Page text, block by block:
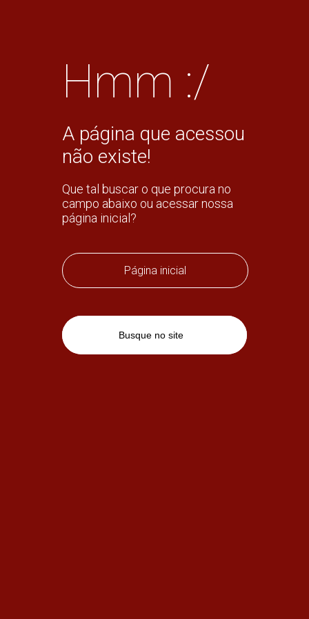
Hmm :/
A página que acessou
não existe!
Que tal buscar o que procura no
campo abaixo ou acessar nossa
página inicial?
Página inicial